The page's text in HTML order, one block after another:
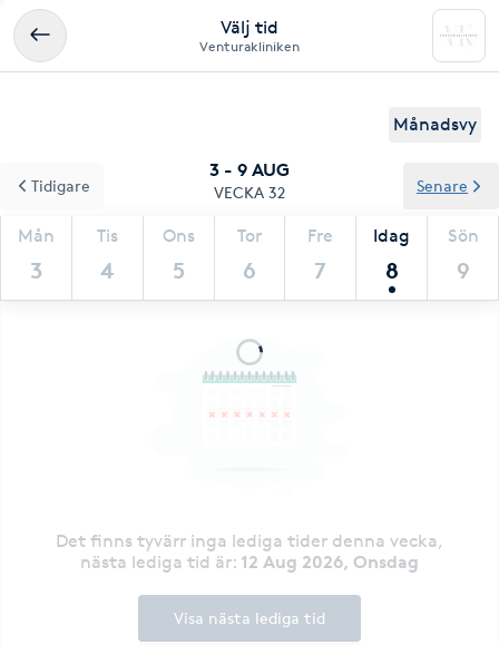
Välj tid
Venturakliniken
Månadsvy
3 - 9 AUG
VECKA 32
Mån
3
Tis
4
Ons
5
Tor
6
Fre
7
Idag
8
Sön
9
Tidigare Senare
Det finns tyvärr inga lediga tider denna vecka,
nästa lediga tid är: 12 Aug 2026, Onsdag
Visa nästa lediga tid